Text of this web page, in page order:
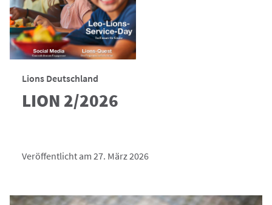
Lions Deutschland
LION 2/2026
Veröffentlicht am 27. März 2026